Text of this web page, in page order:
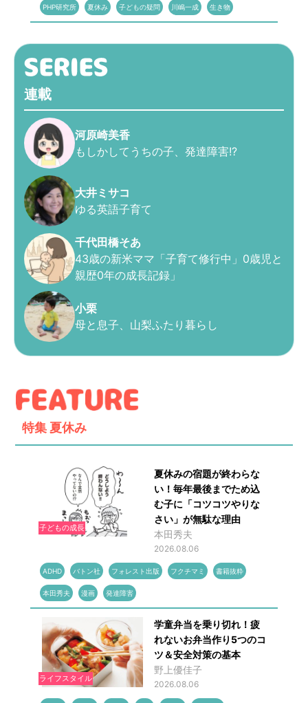
PHP研究所 夏休み 子どもの疑問 川嶋一成 生き物
連載
河原崎美香
もしかしてうちの子、発達障害!?
大井ミサコ
ゆる英語子育て
千代田橋そあ
43歳の新米ママ「子育て修行中」0歳児と
親歴0年の成長記録」
小栗
母と息子、山梨ふたり暮らし
特集 夏休み
子どもの成長
夏休みの宿題が終わらな
い！毎年最後までため込
む子に「コツコツやりな
さい」が無駄な理由
本田秀夫
2026.08.06
ADHD バトン社 フォレスト出版 フクチマミ 書籍抜粋
本田秀夫 漫画 発達障害
ライフスタイル
学童弁当を乗り切れ！疲
れないお弁当作り5つのコ
ツ＆安全対策の基本
野上優佳子
2026.08.06